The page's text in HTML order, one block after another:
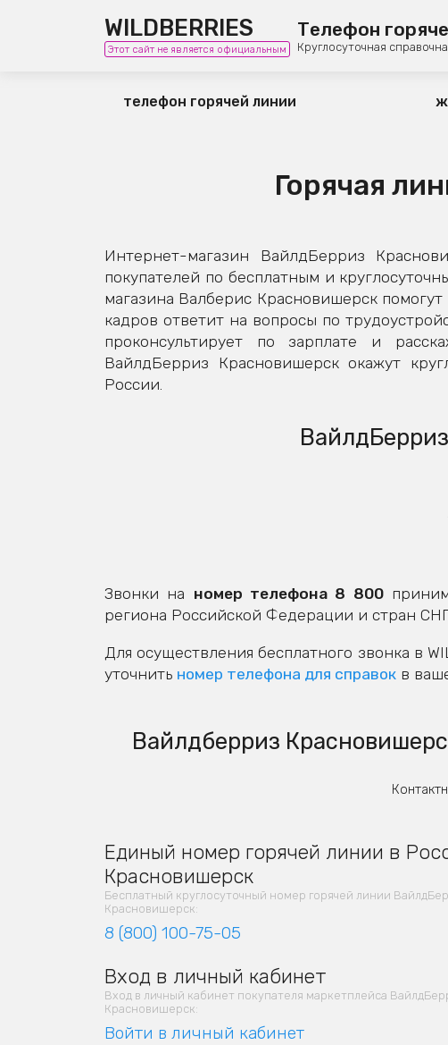
WILDBERRIES
Этот сайт не является официальным
Телефон
Круглосуточная
телефон горячей линии
Горячая
Интернет-магазин ВайлдБерриз
покупателей по бесплатным и
магазина Валберис Красновишерск
кадров ответит на вопросы по
проконсультирует по зарплате и
ВайлдБерриз Красновишерск окажут
России.
Звонки на номер телефона 8 800
региона Российской Федерации и стран
Для осуществления бесплатного звонка в
уточнить номер телефона для справок в
Вайлдберриз
Единый номер горячей линии в
Красновишерск
Бесплатный круглосуточный номер горячей линии
Красновишерск:
8 (800) 100-75-05
Вход в личный кабинет
Вход в личный кабинет покупателя маркетплейса
Красновишерск:
Войти в личный кабинет